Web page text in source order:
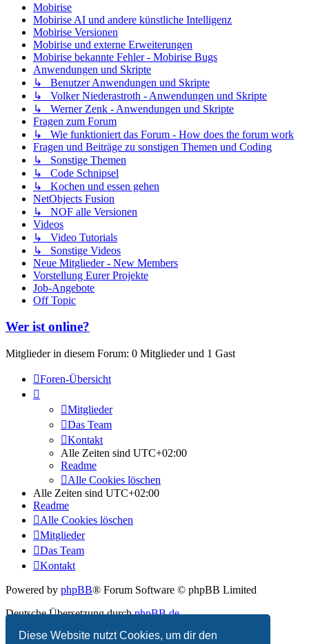
Diese Website nutzt Cookies, um dir den
Mobirise
Mobirise AI und andere künstliche Intelligenz
Mobirise Versionen
Mobirise und externe Erweiterungen
Mobirise bekannte Fehler - Mobirise Bugs
Anwendungen und Skripte
↳ Benutzer Anwendungen und Skripte
↳ Volker Niederastroth - Anwendungen und Skripte
↳ Werner Zenk - Anwendungen und Skripte
Fragen zum Forum
↳ Wie funktioniert das Forum - How does the forum work
Fragen und Beiträge zu sonstigen Themen und Coding
↳ Sonstige Themen
↳ Code Schnipsel
↳ Kochen und essen gehen
NetObjects Fusion
↳ NOF alle Versionen
Videos
↳ Video Tutorials
↳ Sonstige Videos
Neue Mitglieder - New Members
Vorstellung Eurer Projekte
Job-Angebote
Off Topic
Wer ist online?
Mitglieder in diesem Forum: 0 Mitglieder und 1 Gast
Foren-Übersicht
Mitglieder
Das Team
Kontakt
Alle Zeiten sind UTC+02:00
Readme
Alle Cookies löschen
Alle Zeiten sind UTC+02:00
Readme
Alle Cookies löschen
Mitglieder
Das Team
Kontakt
Powered by phpBB® Forum Software © phpBB Limited
Deutsche Übersetzung durchphpBB.de
Datenschutz |Nutzungsbedingungen |Impressum